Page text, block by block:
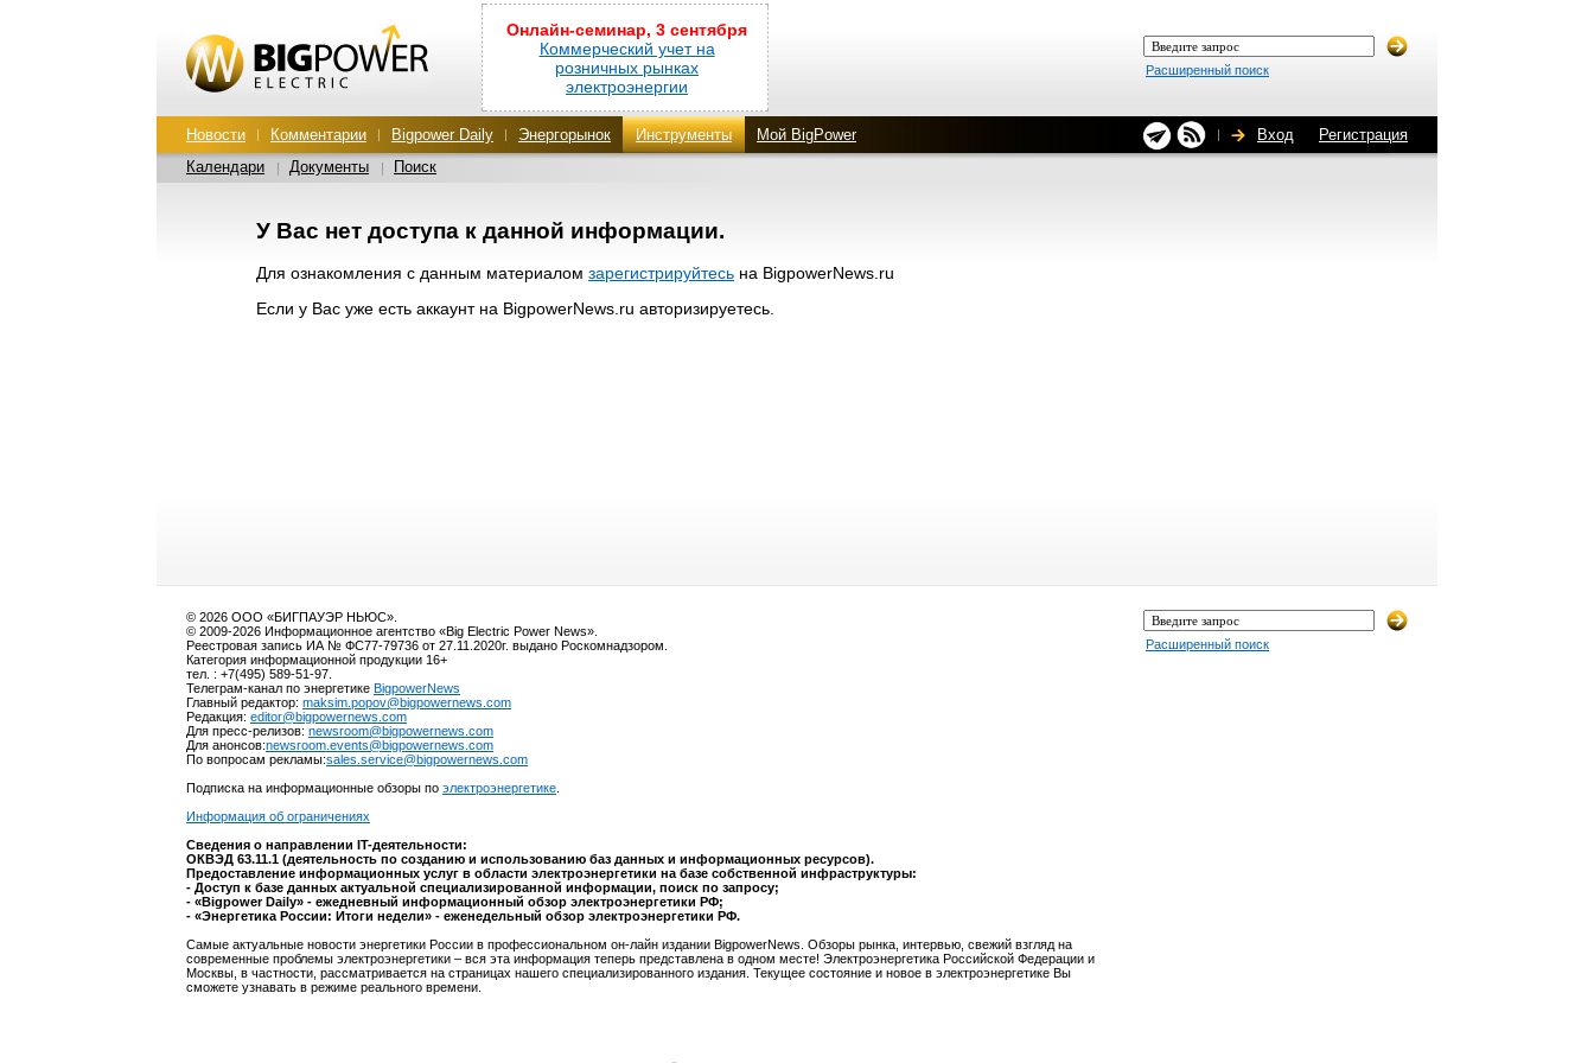
Онлайн-семинар, 3 сентября
Коммерческий учет на
розничных рынках
электроэнергии
Расширенный поиск
Новости Комментарии Bigpower Daily Энергорынок Инструменты Мой BigPower Вход
Регистрация
Календари
Документы Поиск
У Вас нет доступа к данной информации.
Для ознакомления с данным материалом зарегистрируйтесь на BigpowerNews.ru
Если у Вас уже есть аккаунт на BigpowerNews.ru авторизируетесь.
© 2026 ООО «БИГПАУЭР НЬЮС».
© 2009-2026 Информационное агентство «Big Electric Power News».
Реестровая запись ИА № ФС77-79736 от 27.11.2020г. выдано Роскомнадзором.
Категория информационной продукции 16+
тел. : +7(495) 589-51-97.
Телеграм-канал по энергетике BigpowerNews
Главный редактор: maksim.popov@bigpowernews.com
Редакция: editor@bigpowernews.com
Для пресс-релизов: newsroom@bigpowernews.com
Для анонсов:newsroom.events@bigpowernews.com
По вопросам рекламы:sales.service@bigpowernews.com
Подписка на информационные обзоры по электроэнергетике
Информация об ограничениях
Сведения о направлении IT-деятельности:
ОКВЭД 63.11.1 (деятельность по созданию и использованию баз данных и информационных ресурсов).
Предоставление информационных услуг в области электроэнергетики на базе собственной инфраструктуры:
- Доступ к базе данных актуальной специализированной информации, поиск по запросу;
- «Bigpower Daily» - ежедневный информационный обзор электроэнергетики РФ;
- «Энергетика России: Итоги недели» - еженедельный обзор электроэнергетики РФ.
Самые актуальные новости энергетики России в профессиональном он-лайн издании BigpowerNews. Обзоры рынка, интервью, свежий взгляд на
современные проблемы электроэнергетики – вся эта информация теперь представлена в одном месте! Электроэнергетика Российской Федерации и
Москвы, в частности, рассматривается на страницах нашего специализированного издания. Текущее состояние и новое в электроэнергетике Вы
сможете узнавать в режиме реального времени.
Расширенный поиск